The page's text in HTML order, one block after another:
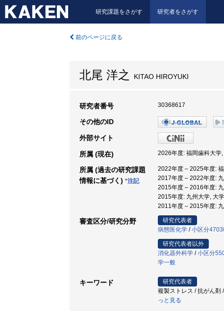
研究課題をさがす 研究者をさがす
前のページに戻る
北尾 洋之 KITAO HIROYUKI
研究者番号 30368617
その他のID
外部サイト
所属 (現在) 2026年度: 福岡歯科大学
所属 (過去の研究課題
情報に基づく) *注記
2022年度 – 2025年度:
2017年度 – 2022年度:
2015年度 – 2016年度:
2015年度: 九州大学, 大
2011年度 – 2015年度:
審査区分/研究分野
研究代表者
病態医化学 /小区分
研究代表者以外
消化器外科学 /小区分
学一般
キーワード
研究代表者
複製ストレス / 抗がん剤
っと見る